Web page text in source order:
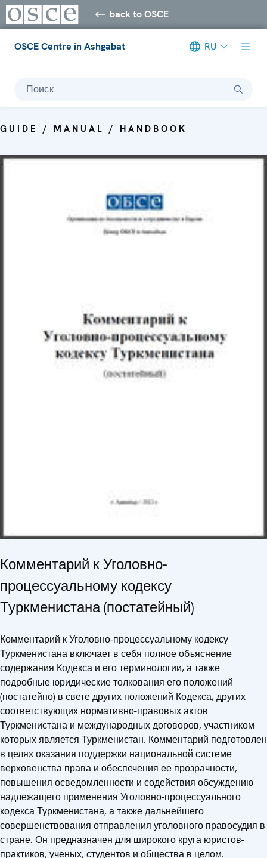
back to OSCE
OSCE Centre in Ashgabat RU
Поиск
GUIDE / MANUAL / HANDBOOK
Комментарий к Уголовно-
процессуальному кодексу
Туркменистана (постатейный)
Комментарий к Уголовно-процессуальному кодексу
Туркменистана включает в себя полное объяснение
содержания Кодекса и его терминологии, а также
подробные юридические толкования его положений
(постатейно) в свете других положений Кодекса, других
соответствующих нормативно-правовых актов
Туркменистана и международных договоров, участником
которых является Туркменистан. Комментарий подготовлен
в целях оказания поддержки национальной системе
верховенства права и обеспечения ее прозрачности,
повышения осведомленности и содействия обсуждению
надлежащего применения Уголовно-процессуального
кодекса Туркменистана, а также дальнейшего
совершенствования отправления уголовного правосудия в
стране. Он предназначен для широкого круга юристов-
практиков, ученых, студентов и общества в целом.